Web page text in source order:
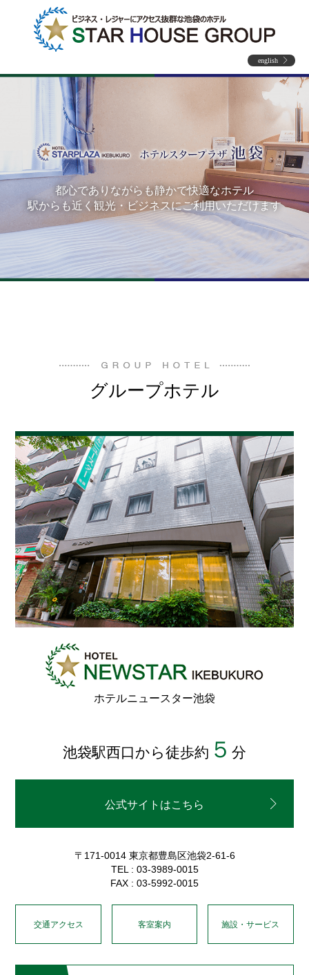
english
都心でありながらも静かで快適なホテル
駅からも近く観光・ビジネスにご利用いただけます
グループホテル
ホテルニュースター池袋
池袋駅西口から徒歩約 ５ 分
公式サイトはこちら
〒171-0014 東京都豊島区池袋2-61-6
TEL : 03-3989-0015
FAX : 03-5992-0015
交通アクセス 客室案内 施設・サービス